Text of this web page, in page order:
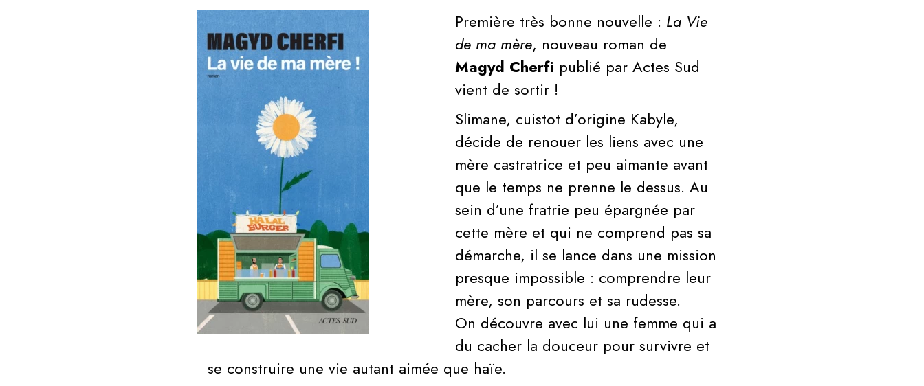
Première très bonne nouvelle : La Vie
de ma mère, nouveau roman de
Magyd Cherfi publié par Actes Sud
vient de sortir !
Slimane, cuistot d’origine Kabyle,
décide de renouer les liens avec une
mère castratrice et peu aimante avant
que le temps ne prenne le dessus. Au
sein d’une fratrie peu épargnée par
cette mère et qui ne comprend pas sa
démarche, il se lance dans une mission
presque impossible : comprendre leur
mère, son parcours et sa rudesse.
On découvre avec lui une femme qui a
du cacher la douceur pour survivre et
se construire une vie autant aimée que haïe.